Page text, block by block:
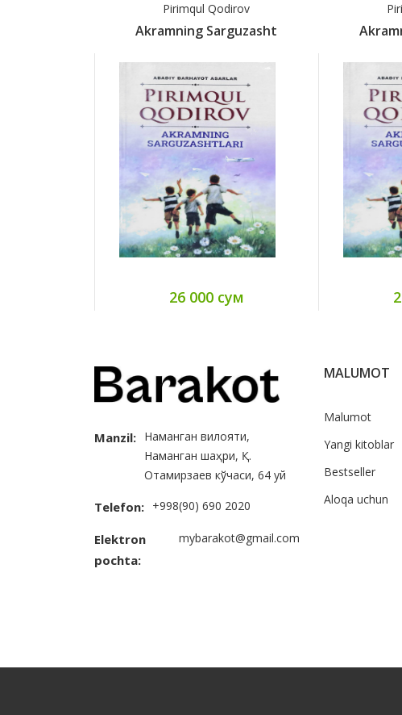
Pirimqul Qodirov
Akramning Sarguzasht
22 000 сум
Manzil: Наманган вилояти,
Наманган шаҳри, Қ.
Отамирзаев кўчаси, 64 уй
Telefon: +998(90) 690 2020
Elektron
pochta:
mybarakot@gmail.com
MALUMOT
Malumot
Yangi kitoblar
Bestseller
Aloqa uchun